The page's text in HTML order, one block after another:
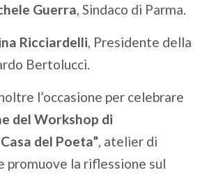
Guerra, Sindaco di Parma.
Ricciardelli, Presidente della
Bertolucci.
l’occasione per celebrare
del Workshop di
del Poeta”, atelier di
promuove la riflessione sul